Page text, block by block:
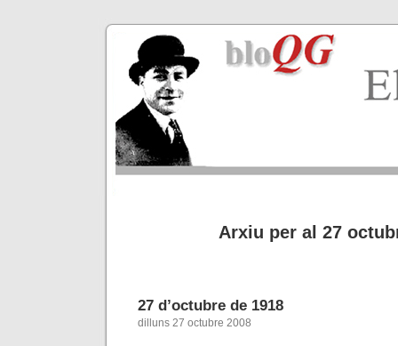
Arxiu per al 27
27 d’octubre de 1918
dilluns 27 octubre 2008